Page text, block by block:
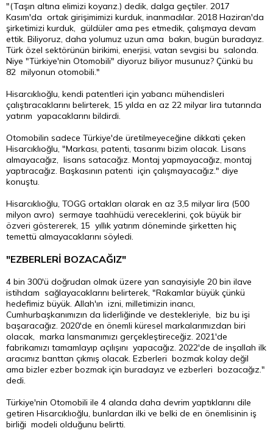
"(Taşın altına elimizi koyarız.) dedik, dalga geçtiler. 2017
Kasım'da ortak girişimimizi kurduk, inanmadılar. 2018 Haziran'da
şirketimizi kurduk, güldüler ama pes etmedik, çalışmaya devam
ettik. Biliyoruz, daha yolumuz uzun ama bakın, bugün buradayız.
Türk özel sektörünün birikimi, enerjisi, vatan sevgisi bu salonda.
Niye "Türkiye'nin Otomobili" diyoruz biliyor musunuz? Çünkü bu
82 milyonun otomobili."
Hisarcıklıoğlu, kendi patentleri için yabancı mühendisleri
çalıştıracaklarını belirterek, 15 yılda en az 22 milyar lira tutarında
yatırım yapacaklarını bildirdi.
Otomobilin sadece Türkiye'de üretilmeyeceğine dikkati çeken
Hisarcıklıoğlu, "Markası, patenti, tasarımı bizim olacak. Lisans
almayacağız, lisans satacağız. Montaj yapmayacağız, montaj
yaptıracağız. Başkasının patenti için çalışmayacağız." diye
konuştu.
Hisarcıklıoğlu, TOGG ortakları olarak en az 3,5 milyar lira (500
milyon avro) sermaye taahhüdü vereceklerini, çok büyük bir
özveri göstererek, 15 yıllık yatırım döneminde şirketten hiç
temettü almayacaklarını söyledi.
"EZBERLERİ BOZACAĞIZ"
4 bin 300'ü doğrudan olmak üzere yan sanayisiyle 20 bin ilave
istihdam sağlayacaklarını belirterek, "Rakamlar büyük çünkü
hedefimiz büyük. Allah'ın izni, milletimizin inancı,
Cumhurbaşkanımızın da liderliğinde ve destekleriyle, biz bu işi
başaracağız. 2020'de en önemli küresel markalarımızdan biri
olacak, marka lansmanımızı gerçekleştireceğiz. 2021'de
fabrikamızı tamamlayıp açılışını yapacağız. 2022'de de inşallah ilk
aracımız banttan çıkmış olacak. Ezberleri bozmak kolay değil
ama bizler ezber bozmak için buradayız ve ezberleri bozacağız."
dedi.
Türkiye'nin Otomobili ile 4 alanda daha devrim yaptıklarını dile
getiren Hisarcıklıoğlu, bunlardan ilki ve belki de en önemlisinin iş
birliği modeli olduğunu belirtti.